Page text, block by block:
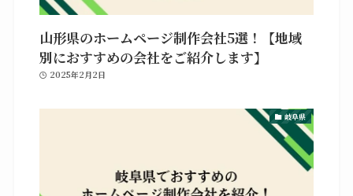
山形県のホームページ制作会社5選！【地域
別におすすめの会社をご紹介します】
2025年2月2日
岐阜県